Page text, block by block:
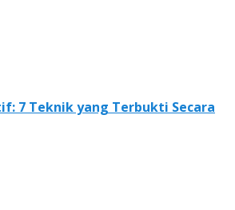
7 Teknik yang Terbukti Secara